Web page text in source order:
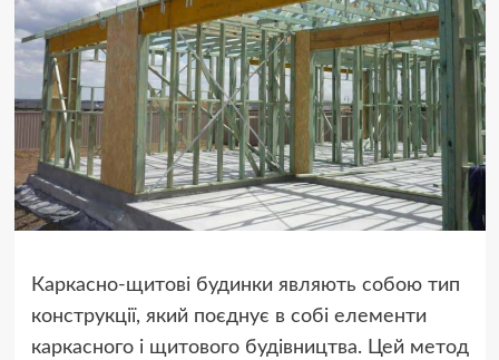
Каркасно-щитові будинки являють собою тип
конструкції, який поєднує в собі елементи
каркасного і щитового будівництва. Цей метод